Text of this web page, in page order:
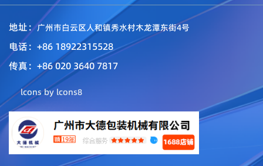
地址：广州市白云区人和镇秀水村木龙潭东街4号
电话：+86 18922315528
传真：+86 020 3640 7817
lcons by lcons8